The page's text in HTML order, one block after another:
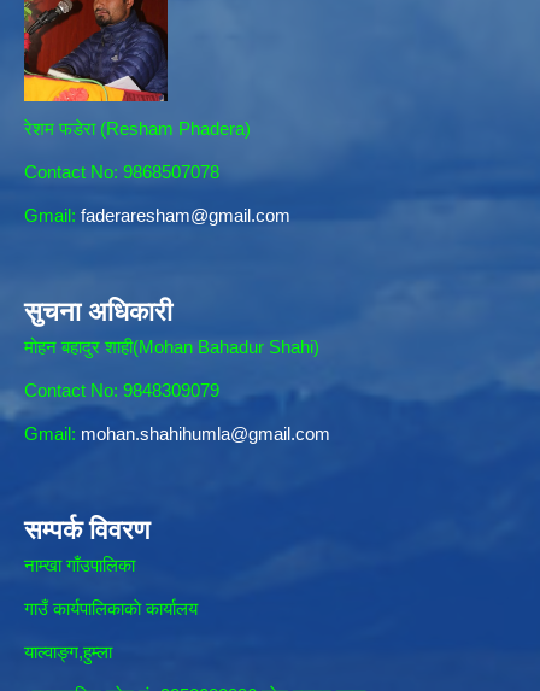
रेशम फडेरा (Resham Phadera)
Contact No: 9868507078
Gmail: faderaresham@gmail.com
सुचना अधिकारी
मोहन बहादुर शाही(Mohan Bahadur Shahi)
Contact No: 9848309079
Gmail: mohan.shahihumla@gmail.com
सम्पर्क विवरण
नाम्खा गाँउपालिका
गाउँ कार्यपालिकाकाे कार्यालय
याल्वाङ्ग,हुम्ला